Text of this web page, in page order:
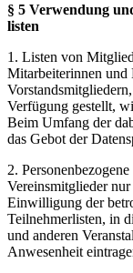
§ 5 Verwendung
listen
1. Listen von
Mitarbeiterinnen und
Verfügung gestellt,
Beim Umfang der
das Gebot der
2.
Vereinsmitglieder
Einwilligung der
Teilnehmerlisten, in
und anderen
Anwesenheit